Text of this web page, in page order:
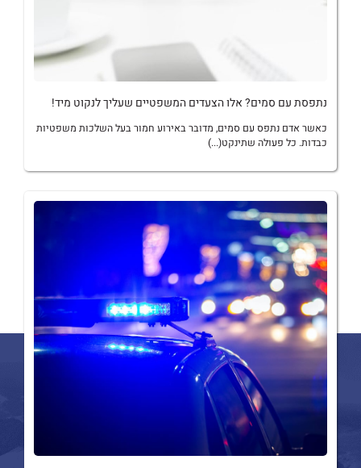
נתפסת עם סמים? אלו הצעדים המשפטיים שעליך לנקוט מיד!
כאשר אדם נתפס עם סמים, מדובר באירוע חמור בעל השלכות משפטיות
כבדות. כל פעולה שתינקט(...)